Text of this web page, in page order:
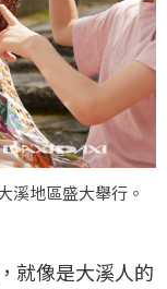
溪地區盛大舉行。
就像是大溪人的